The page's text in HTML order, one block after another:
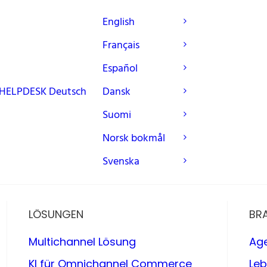
Deutsch
English
Français
Español
Dansk
Suomi
Norsk bokmål
Svenska
LÖSUNGEN
Multichannel Lösung
KI für Omnichannel Commerce